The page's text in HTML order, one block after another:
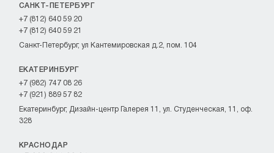
САНКТ-ПЕТЕРБУРГ
+7 (812) 640 59 20
+7 (812) 640 59 21
Санкт-Петербург, ул Кантемировская д.2, пом. 104
ЕКАТЕРИНБУРГ
+7 (982) 747 08 26
+7 (921) 889 57 82
Екатеринбург, Дизайн-центр Галерея 11, ул. Студенческая, 11, оф.
328
КРАСНОДАР